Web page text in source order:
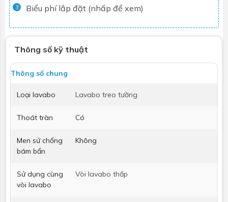
3 Biểu phí lắp đặt (nhấp để xem)
Thông số kỹ thuật
Thông số chung
Loại lavabo Lavabo treo tường
Thoát tràn Có
Men sứ chống
bám bẩn
Không
Sử dụng cùng
vòi lavabo
Vòi lavabo thấp